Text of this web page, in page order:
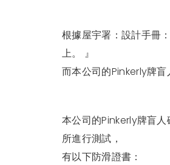
根據屋宇署：設計手冊
上。 』
而本公司的Pinkerly牌盲
本公司的Pinkerly牌盲
所進行測試，
有以下防滑證書：